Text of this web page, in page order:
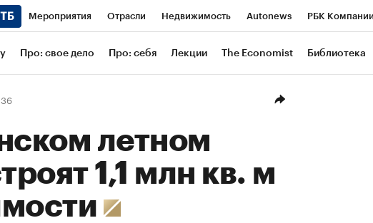
Мероприятия Отрасли Недвижимость Autonews РБК Компании
РБК Life Тренды Визионеры Национальные
Про: свое дело Про: себя Лекции The Economist Библиотека
летном
1,1 млн кв. м